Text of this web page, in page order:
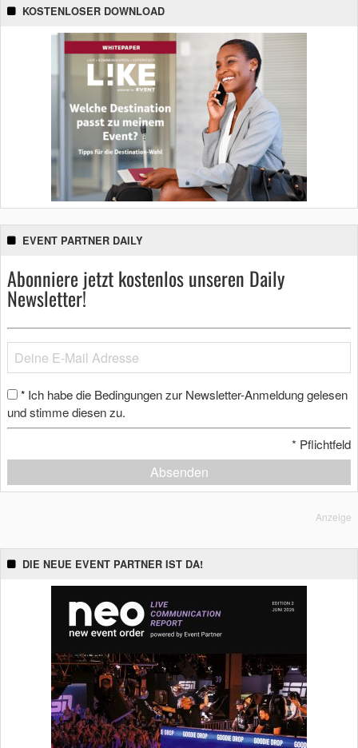
KOSTENLOSER DOWNLOAD
EVENT PARTNER DAILY
Abonniere jetzt kostenlos unseren Daily
Newsletter!
* Ich habe die Bedingungen zur Newsletter-Anmeldung gelesen
und stimme diesen zu.
* Pflichtfeld
Absenden
Anzeige
DIE NEUE EVENT PARTNER IST DA!